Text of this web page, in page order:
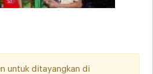
untuk ditayangkan di